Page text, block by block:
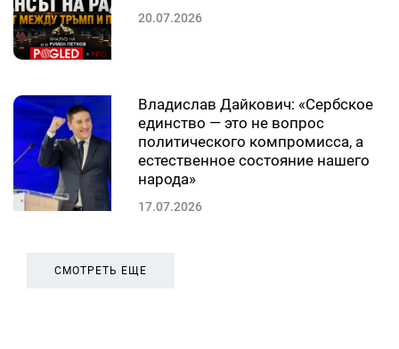
20.07.2026
Владислав Дайкович: «Сербское
единство — это не вопрос
политического компромисса, а
естественное состояние нашего
народа»
17.07.2026
СМОТРЕТЬ ЕЩЕ